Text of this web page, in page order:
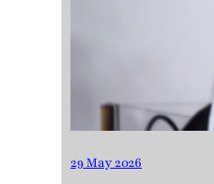
29 May 2026